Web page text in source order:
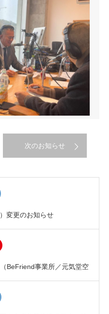
次のお知らせ
変更のお知らせ
BeFriend事業所／元気堂空